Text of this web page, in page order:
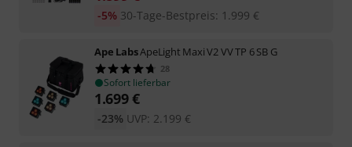
30-Tage-Bestpreis: 1.999 €
-5%
Ape LabsApeLight Maxi V2 VV TP 6 SB G
28
Sofort lieferbar
1.699€
UVP: 2.199 €
-23%